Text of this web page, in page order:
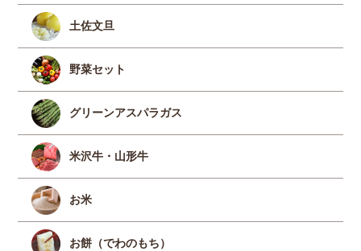
土佐文旦
野菜セット
グリーンアスパラガス
米沢牛・山形牛
お米
お餅（でわのもち）